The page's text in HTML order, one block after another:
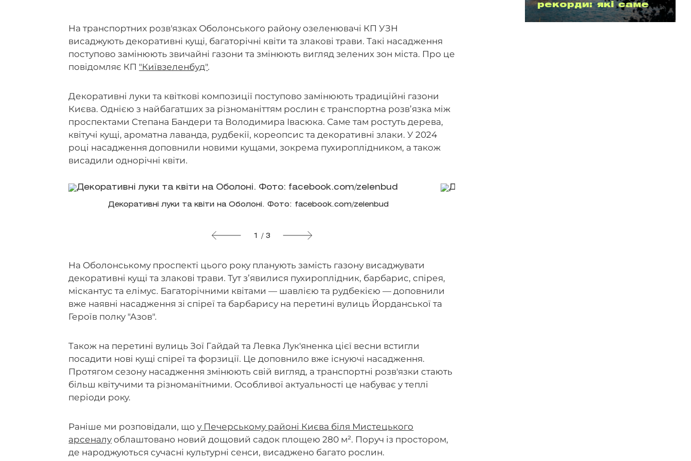
На транспортних розв'язках Оболонського району озеленювачі КП УЗН
висаджують декоративні кущі, багаторічні квіти та злакові трави. Такі насадження
поступово замінюють звичайні газони та змінюють вигляд зелених зон міста. Про це
повідомляє КП "Київзеленбуд".
Декоративні луки та квіткові композиції поступово замінюють традиційні газони
Києва. Однією з найбагатших за різноманіттям рослин є транспортна розв’язка між
проспектами Степана Бандери та Володимира Івасюка. Саме там ростуть дерева,
квітучі кущі, ароматна лаванда, рудбекії, кореопсис та декоративні злаки. У 2024
році насадження доповнили новими кущами, зокрема пухироплідником, а також
висадили однорічні квіти.
Декоративні луки та квіти на Оболоні. Фото: facebook.com/zelenbud
1 / 3
На Оболонському проспекті цього року планують замість газону висаджувати
декоративні кущі та злакові трави. Тут з’явилися пухироплідник, барбарис, спірея,
міскантус та елімус. Багаторічними квітами — шавлією та рудбекією — доповнили
вже наявні насадження зі спіреї та барбарису на перетині вулиць Йорданської та
Героїв полку "Азов".
Також на перетині вулиць Зої Гайдай та Левка Лук'яненка цієї весни встигли
посадити нові кущі спіреї та форзиції. Це доповнило вже існуючі насадження.
Протягом сезону насадження змінюють свій вигляд, а транспортні розв'язки стають
більш квітучими та різноманітними. Особливої актуальності це набуває у теплі
періоди року.
Раніше ми розповідали, щоу Печерському районі Києва біля Мистецького
арсеналуоблаштовано новий дощовий садок площею 280 м². Поруч із простором,
де народжуються сучасні культурні сенси, висаджено багато рослин.
рекорди: які саме